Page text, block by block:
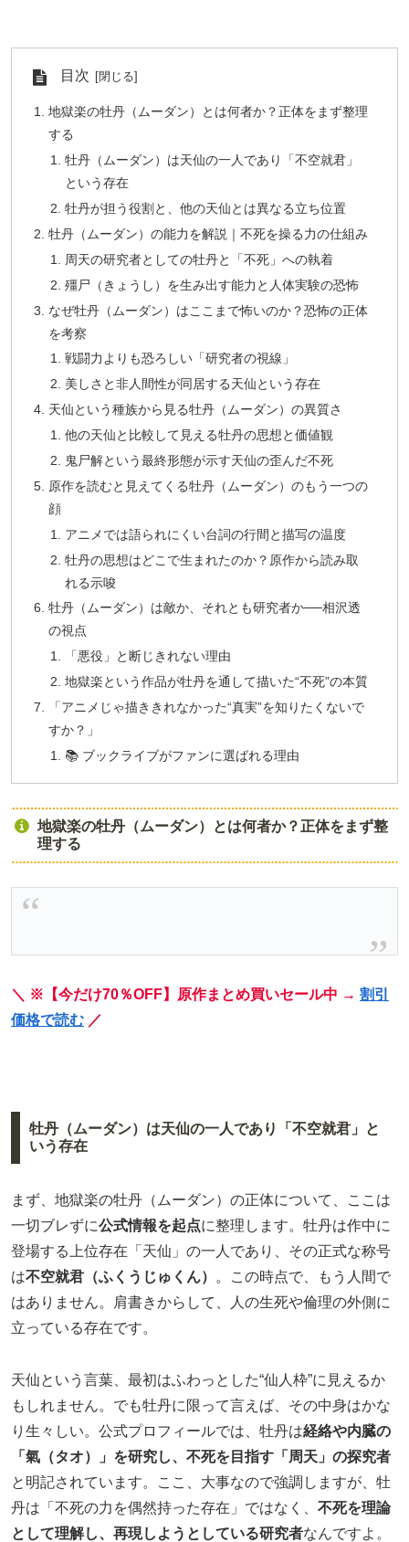
目次
地獄楽の牡丹（ムーダン）とは何者か？正体をまず整理
する
牡丹（ムーダン）は天仙の一人であり「不空就君」
という存在
牡丹が担う役割と、他の天仙とは異なる立ち位置
牡丹（ムーダン）の能力を解説｜不死を操る力の仕組み
周天の研究者としての牡丹と「不死」への執着
殭尸（きょうし）を生み出す能力と人体実験の恐怖
なぜ牡丹（ムーダン）はここまで怖いのか？恐怖の正体
を考察
戦闘力よりも恐ろしい「研究者の視線」
美しさと非人間性が同居する天仙という存在
天仙という種族から見る牡丹（ムーダン）の異質さ
他の天仙と比較して見える牡丹の思想と価値観
鬼尸解という最終形態が示す天仙の歪んだ不死
原作を読むと見えてくる牡丹（ムーダン）のもう一つの
顔
アニメでは語られにくい台詞の行間と描写の温度
牡丹の思想はどこで生まれたのか？原作から読み取
れる示唆
牡丹（ムーダン）は敵か、それとも研究者か──相沢透
の視点
「悪役」と断じきれない理由
地獄楽という作品が牡丹を通して描いた“不死”の本質
「アニメじゃ描ききれなかった“真実”を知りたくないで
すか？」
📚 ブックライブがファンに選ばれる理由
地獄楽の牡丹（ムーダン）とは何者か？正体をまず整
理する
＼ ※【今だけ70％OFF】原作まとめ買いセール中 → 割引
価格で読む ／
牡丹（ムーダン）は天仙の一人であり「不空就君」と
いう存在
まず、地獄楽の牡丹（ムーダン）の正体について、ここは
一切ブレずに公式情報を起点に整理します。牡丹は作中に
登場する上位存在「天仙」の一人であり、その正式な称号
は不空就君（ふくうじゅくん）
。この時点で、もう人間で
はありません。肩書きからして、人の生死や倫理の外側に
立っている存在です。
天仙という言葉、最初はふわっとした“仙人枠”に見えるか
もしれません。でも牡丹に限って言えば、その中身はかな
り生々しい。公式プロフィールでは、牡丹は経絡や内臓の
「氣（タオ）」を研究し、不死を目指す「周天」の探究者
と明記されています。ここ、大事なので強調しますが、牡
丹は「不死の力を偶然持った存在」ではなく、 不死を理論
として理解し、再現しようとしている研究者なんですよ。